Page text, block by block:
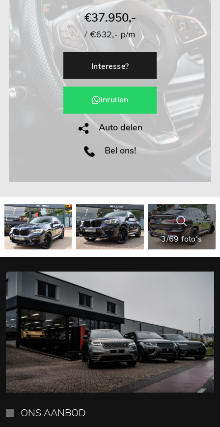
€37.950,-
/ €632,- p/m
Interesse?
Inruilen
Auto delen
Bel ons!
3/69 foto's
ONS AANBOD